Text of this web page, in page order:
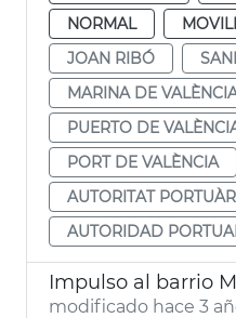
NORMAL
JOAN RIBÓ
MARINA DE
PUERTO DE
PORT DE VALÈNCIA
AUTORITAT
AUTORIDAD
Impulso al barrio
modificado hace 3